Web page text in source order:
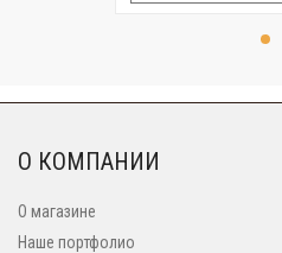
О КОМПАНИИ
О магазине
Наше портфолио